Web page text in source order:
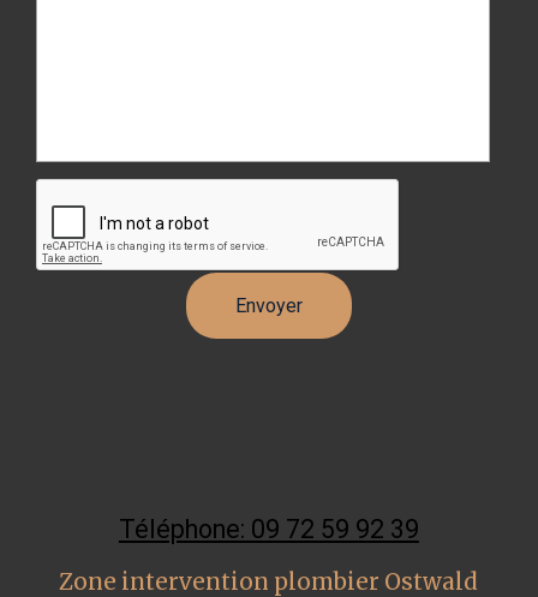
Téléphone: 09 72 59 92 39
Zone intervention plombier Ostwald